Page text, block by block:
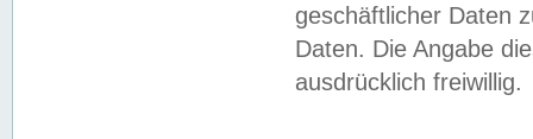
geschäftlicher Daten
Daten. Die Angabe
ausdrücklich freiwillig.